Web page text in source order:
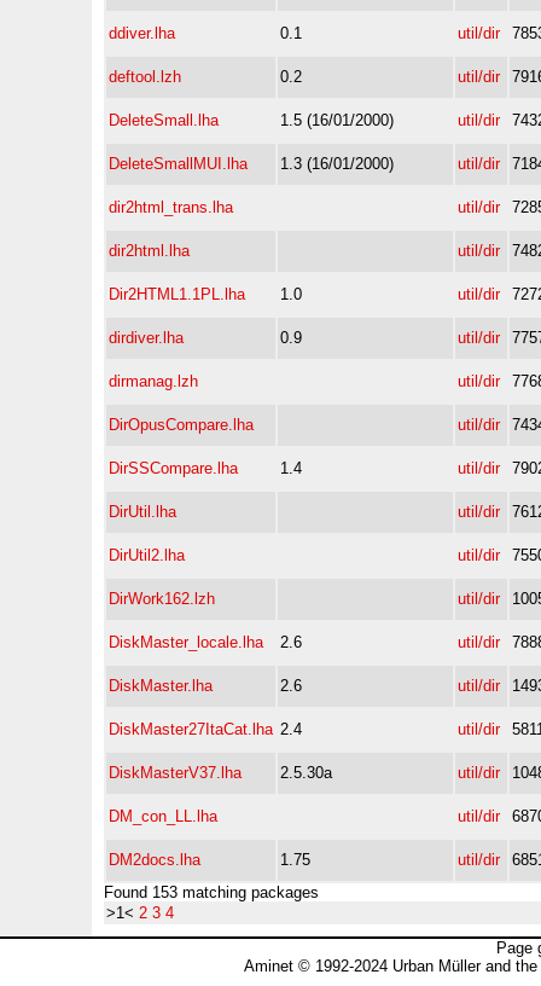
ddiver.lha 0.1 util/dir
deftool.lzh 0.2 util/dir
DeleteSmall.lha 1.5 (16/01/2000) util/dir
DeleteSmallMUI.lha 1.3 (16/01/2000) util/dir
dir2html_trans.lha util/dir
dir2html.lha util/dir
Dir2HTML1.1PL.lha 1.0 util/dir
dirdiver.lha 0.9 util/dir
dirmanag.lzh util/dir
DirOpusCompare.lha util/dir
DirSSCompare.lha 1.4 util/dir
DirUtil.lha util/dir
DirUtil2.lha util/dir
DirWork162.lzh util/dir
DiskMaster_locale.lha 2.6 util/dir
DiskMaster.lha 2.6 util/dir
DiskMaster27ItaCat.lha 2.4 util/dir
DiskMasterV37.lha 2.5.30a util/dir
DM_con_LL.lha util/dir
DM2docs.lha 1.75 util/dir
Found 153 matching packages
>1< 2 3 4
Page
Aminet © 1992-2024 Urban Müller and the